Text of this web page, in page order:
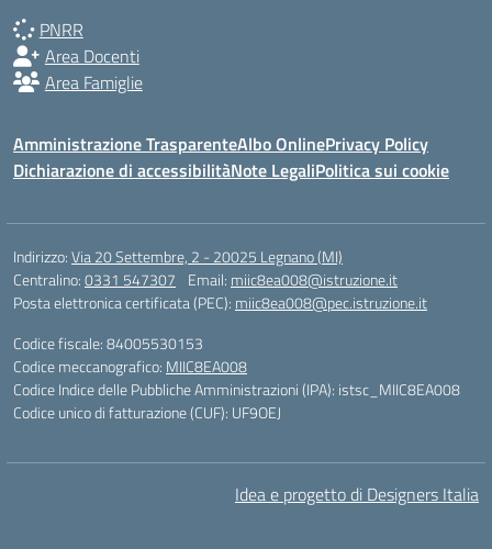
PNRR
Area Docenti
Area Famiglie
Amministrazione TrasparenteAlbo OnlinePrivacy Policy
Dichiarazione di accessibilitàNote LegaliPolitica sui cookie
Indirizzo:Via 20 Settembre, 2 - 20025 Legnano (MI)
Centralino:0331 547307 Email: miic8ea008@istruzione.it
Posta elettronica certificata (PEC): miic8ea008@pec.istruzione.it
Codice fiscale: 84005530153
Codice meccanografico: MIIC8EA008
Codice Indice delle Pubbliche Amministrazioni (IPA): istsc_MIIC8EA008
Codice unico di fatturazione (CUF): UF9OEJ
Idea e progetto di Designers Italia